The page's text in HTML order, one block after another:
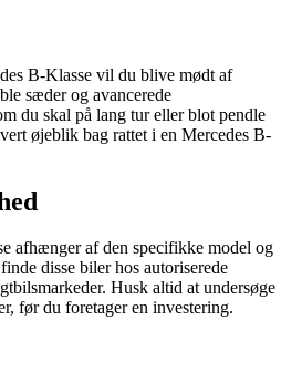
B-Klasse vil du blive mødt af
sæder og avancerede
du skal på lang tur eller blot pendle
øjeblik bag rattet i en Mercedes B-
afhænger af den specifikke model og
disse biler hos autoriserede
Husk altid at undersøge
før du foretager en investering.